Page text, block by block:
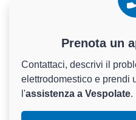
Prenota un
Contattaci, descrivi il
elettrodomestico e prendi
l'assistenza a Vespolate.